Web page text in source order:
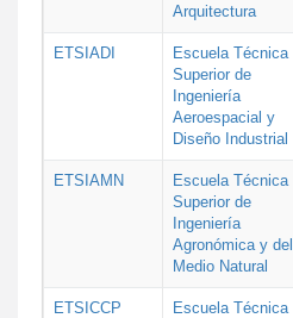
Arquitectura
ETSIADI
Escuela Técnica
Superior de
Ingeniería
Aeroespacial y
Diseño Industrial
ETSIAMN
Escuela Técnica
Superior de
Ingeniería
Agronómica y del
Medio Natural
ETSICCP
Escuela Técnica